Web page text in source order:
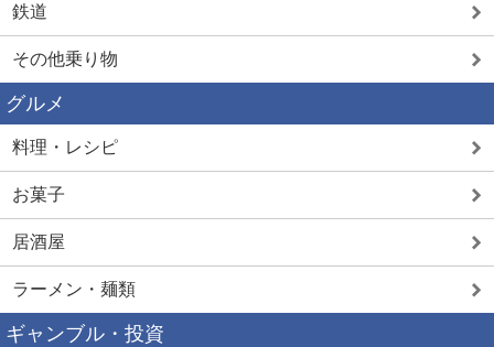
鉄道
その他乗り物
グルメ
料理・レシピ
お菓子
居酒屋
ラーメン・麺類
ギャンブル・投資